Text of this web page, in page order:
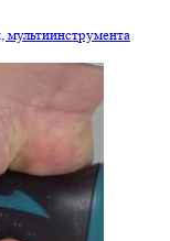
мультиинструмента